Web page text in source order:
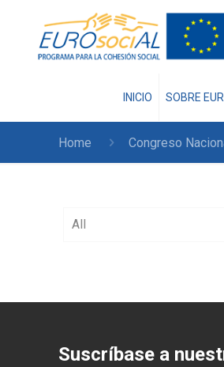
INICIO SOBRE
Home Congreso
All
Suscríbase a